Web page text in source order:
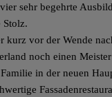
sehr begehrte
Stolz.
kurz vor der Wende
noch einen
in der neuen